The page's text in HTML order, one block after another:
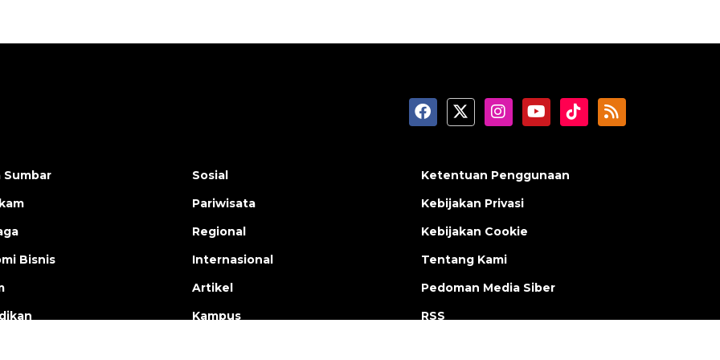
Bisnis
Sosial
Pariwisata
Regional
Internasional
Artikel
Kampus
Ketentuan Penggunaan
Kebijakan Privasi
Kebijakan Cookie
Tentang Kami
Pedoman Media Siber
RSS